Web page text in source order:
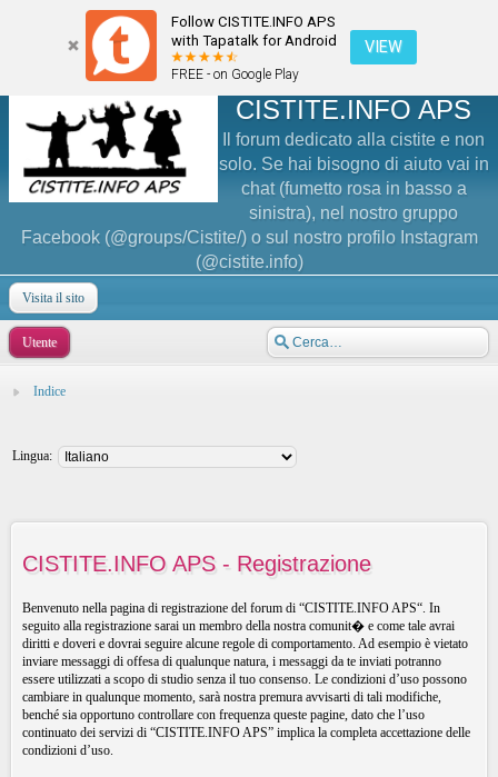
Follow CISTITE.INFO APS
with Tapatalk for Android
FREE - on Google Play
VIEW
CISTITE.INFO APS
Il forum dedicato alla cistite e non
solo. Se hai bisogno di aiuto vai in
chat (fumetto rosa in basso a
sinistra), nel nostro gruppo
Facebook (@groups/Cistite/) o sul nostro profilo Instagram
(@cistite.info)
Visita il sito
Utente
Indice
Lingua:
CISTITE.INFO APS - Registrazione
Benvenuto nella pagina di registrazione del forum di “CISTITE.INFO APS“. In
seguito alla registrazione sarai un membro della nostra comunit� e come tale avrai
diritti e doveri e dovrai seguire alcune regole di comportamento. Ad esempio è vietato
inviare messaggi di offesa di qualunque natura, i messaggi da te inviati potranno
essere utilizzati a scopo di studio senza il tuo consenso. Le condizioni d’uso possono
cambiare in qualunque momento, sarà nostra premura avvisarti di tali modifiche,
benché sia opportuno controllare con frequenza queste pagine, dato che l’uso
continuato dei servizi di “CISTITE.INFO APS” implica la completa accettazione delle
condizioni d’uso.